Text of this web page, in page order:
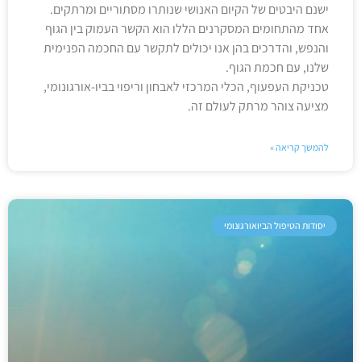
ישנם היבטים של הקיום האנושי שנותרו מסתוריים ומרתקים.
אחד מהתחומים המסקרנים הללו הוא הקשר העמוק בין הגוף
והנפש, והדרכים בהן אנו יכולים לתקשר עם החכמה הפנימית
שלנו, עם חכמת הגוף.
טכניקת העפעוף, הכלי המרכזי לאבחון וריפוי בביו-אורגונומי,
מציעה צוהר מרתק לעולם זה.
להמשך קריאה »
יסודות הטיפול הביואורגונומי